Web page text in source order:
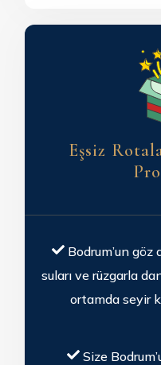
Eşsiz
Bodrum’un göz
suları ve rüzgarla
ortamda seyir
Size